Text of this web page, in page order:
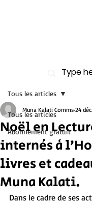
Tous les articles
Abonnement gratuit
Tous les articles
Noël en
internés à
livres et
Muna Kalati.
Muna Kalati Comms 24
Dans le cadre de ses